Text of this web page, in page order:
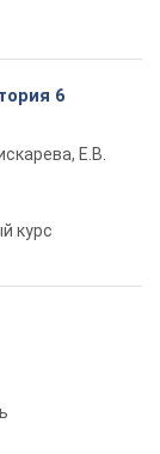
6
Е.В.
курс